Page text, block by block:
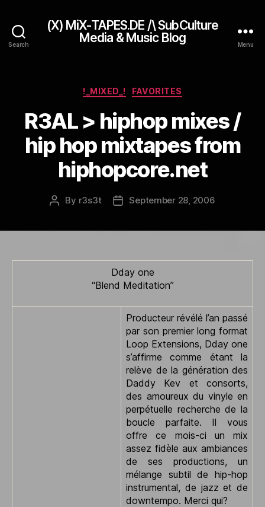
Search
(X) MiX-TAPES.DE /\ SubCulture
Media & Music Blog
Menu
Categories
!_MIXED_! FAVORITES
R3AL > hiphop mixes /
hip hop mixtapes from
hiphopcore.net
Post
By r3s3t
PostSeptember 28, 2006
Dday o­ne
“Blend Meditation”
Producteur révélé l’an passé
par son premier long format
Loop Extensions, Dday o­ne
s’affirme comme étant la
relève de la génération des
Daddy Kev et consorts,
des amoureux du vinyle en
perpétuelle recherche de la
boucle parfaite. Il vous
offre ce mois-ci un mix
assez fidèle aux ambiances
de ses productions, un
mélange subtil de hip-hop
instrumental, de jazz et de
downtempo. Merci qui?